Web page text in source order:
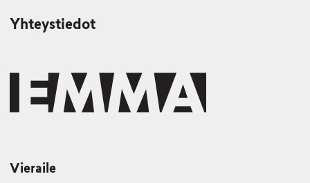
Yhteystiedot
Vieraile